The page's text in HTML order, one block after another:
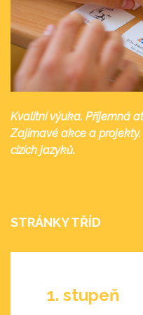
Kvalitní výuka. Příjemná
Zajímavé akce a
cizích jazyků.
STRÁNKY TŘÍD
1. stupeň